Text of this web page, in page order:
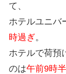
て、
ホテルユニバ
時過ぎ。
ホテルで荷預
のは午前9時